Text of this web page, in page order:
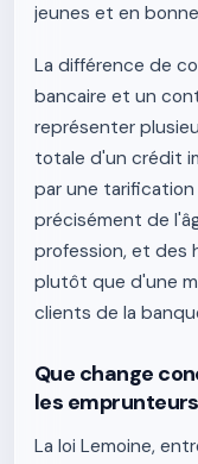
jeunes et en
La différence de
bancaire et un
représenter
totale d'un crédit
par une
précisément de
profession, et des
plutôt que d'une
clients de la
Que change
les
La loi Lemoine,